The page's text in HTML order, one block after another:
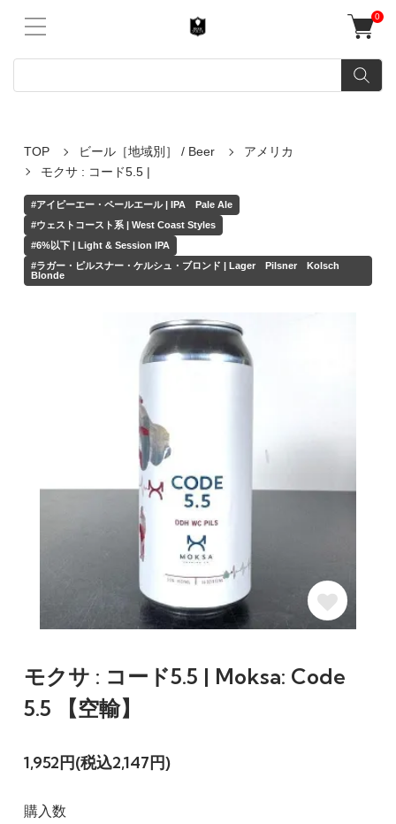
0
TOP ビール［地域別］ / Beer
アメリカ
モクサ : コード5.5 |
#アイピーエー・ペールエール | IPA Pale Ale
#ウェストコースト系 | West Coast Styles
#6%以下 | Light & Session IPA
#ラガー・ピルスナー・ケルシュ・ブロンド | Lager Pilsner Kolsch
Blonde
モクサ : コード5.5 | Moksa: Code
5.5 【空輸】
1,952円(税込2,147円)
購入数